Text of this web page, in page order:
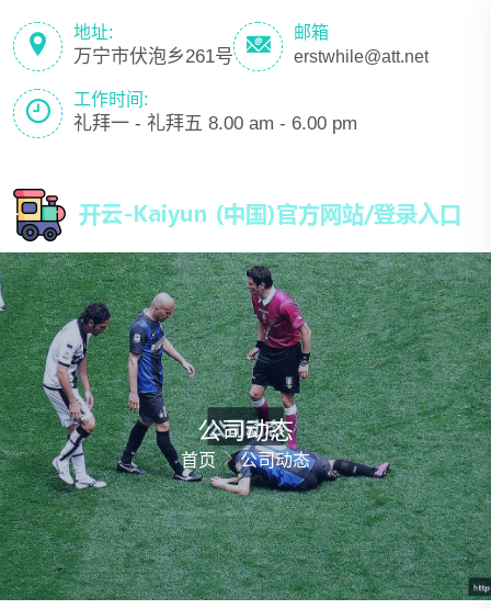
地址:
万宁市伏泡乡261号
邮箱
erstwhile@att.net
工作时间:
礼拜一 - 礼拜五 8.00 am - 6.00 pm
公司动态
首页 公司动态